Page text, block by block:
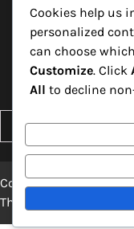
プライバシーポ
私たちについて
Copyright © 2026
Themes
Cookies help us
personalized
can choose
Customize. Click
All to decline